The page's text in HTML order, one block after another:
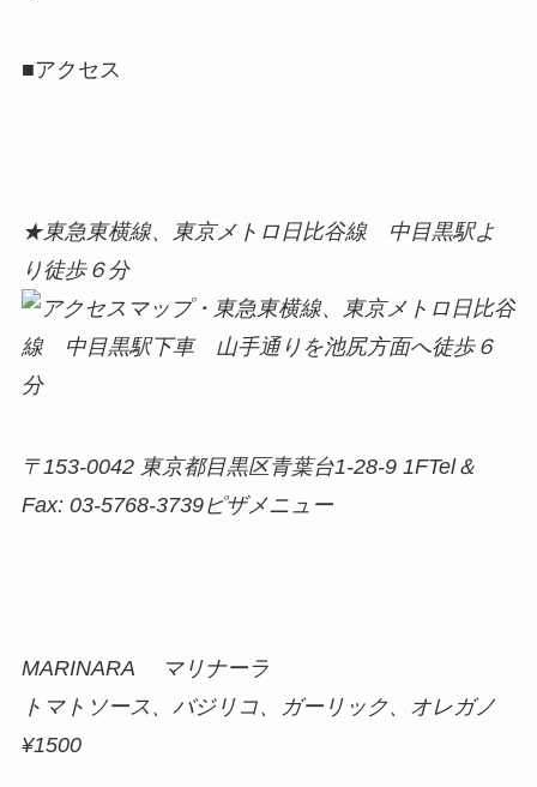
■アクセス
★東急東横線、東京メトロ日比谷線 中目黒駅よ
り徒歩６分
〒153-0042 東京都目黒区青葉台1-28-9 1FTel＆
Fax: 03-5768-3739ピザメニュー
MARINARA マリナーラ
トマトソース、バジリコ、ガーリック、オレガノ
¥1500